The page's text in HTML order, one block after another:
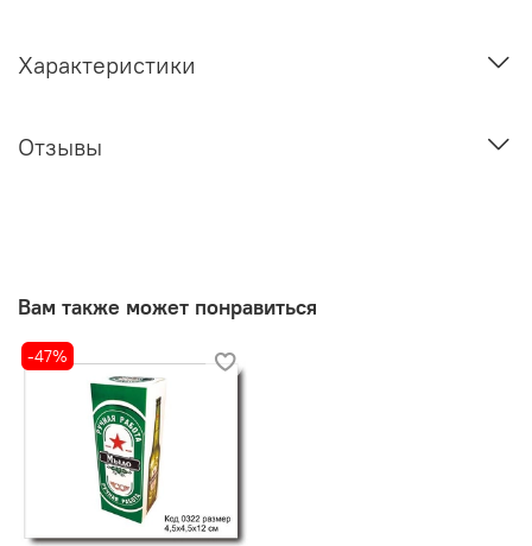
Характеристики
Отзывы
Вам также может понравиться
-47%